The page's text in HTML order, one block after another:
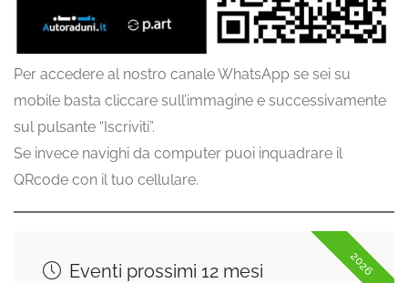
Per accedere al nostro canale WhatsApp se sei su
mobile basta cliccare sull’immagine e successivamente
sul pulsante “Iscriviti”.
Se invece navighi da computer puoi inquadrare il
QRcode con il tuo cellulare.
2026
Eventi prossimi 12 mesi